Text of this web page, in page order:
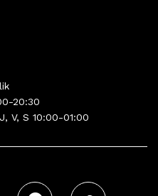
20:30
V, S 10:00-01:00